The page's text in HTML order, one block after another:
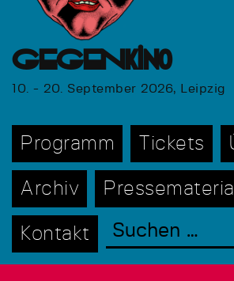
GEGENkino
10. - 20. September 2026, Leipzig
Programm Tickets
Archiv Pressematerial
Kontakt